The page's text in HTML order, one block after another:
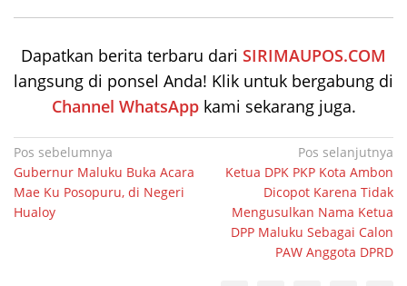
Dapatkan berita terbaru dari SIRIMAUPOS.COM
langsung di ponsel Anda! Klik untuk bergabung di
Channel WhatsAppkami sekarang juga.
Navigasi
pos
Pos sebelumnya
Gubernur Maluku Buka Acara
Mae Ku Posopuru, di Negeri
Hualoy
Pos selanjutnya
Ketua DPK PKP Kota Ambon
Dicopot Karena Tidak
Mengusulkan Nama Ketua
DPP Maluku Sebagai Calon
PAW Anggota DPRD